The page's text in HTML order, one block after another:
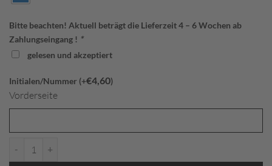
Bitte beachten! Aktuell beträgt die Lieferzeit 4 – 6 Wochen ab
Zahlungseingang ! *
gelesen und akzeptiert
Initialen/Nummer (+€4,60)
Vorderseite